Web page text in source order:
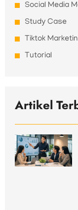
Social Media
Study Case
Tiktok
Tutorial
Artikel